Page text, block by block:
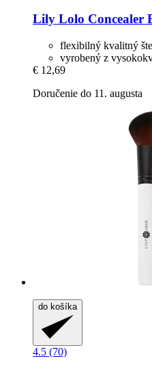
Lily Lolo Concealer
flexibilný kvalitný
vyrobený z
€ 12,69
Doručenie do 11. augusta
do košíka
4.5 (70)